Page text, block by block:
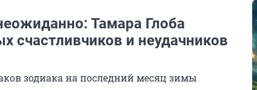
Тамара Глоба
счастливчиков и неудачников
зодиака на последний месяц зимы